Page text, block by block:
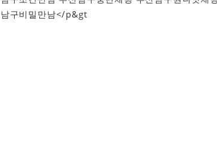
남구비밀만남</p&gt